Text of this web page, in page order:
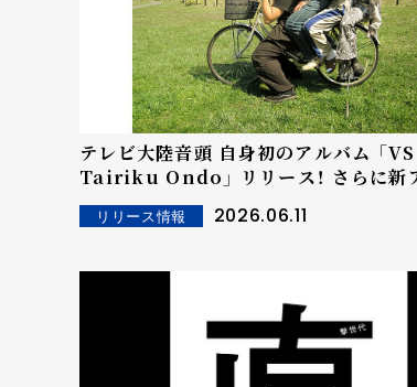
テレビ大陸音頭 自身初のアルバム 「VS
Tairiku Ondo」 リリース！ さらに新
開！ ＊本人コメントあり＊
リリース情報 2026.06.11